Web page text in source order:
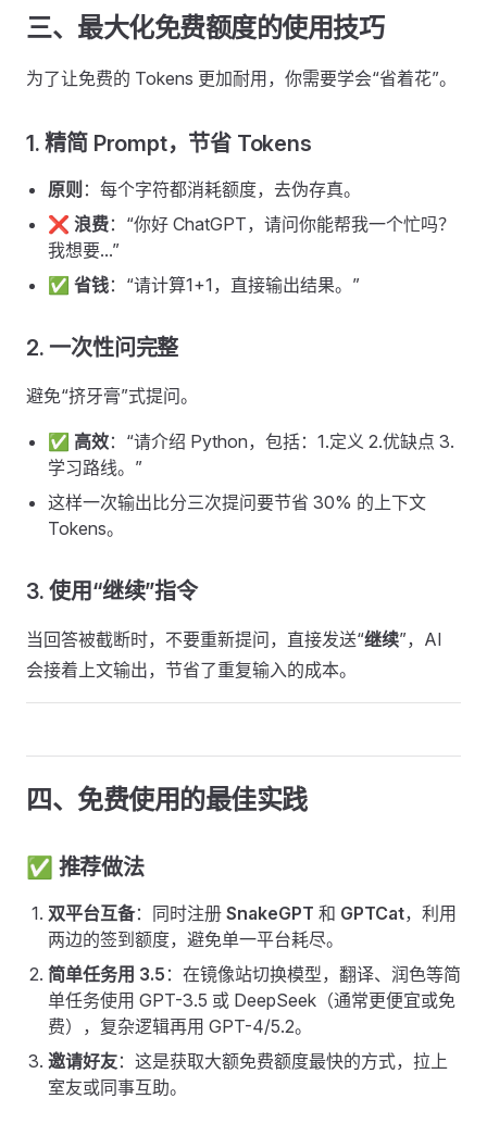
三、最大化免费额度的使用技巧
为了让免费的 Tokens 更加耐用，你需要学会“省着花”。
1. 精简 Prompt，节省 Tokens
原则 ：每个字符都消耗额度，去伪存真。
❌ 浪费：“你好 ChatGPT，请问你能帮我一个忙吗？
我想要...”
✅ 省钱：“请计算1+1，直接输出结果。”
2. 一次性问完整
避免“挤牙膏”式提问。
✅ 高效：“请介绍 Python，包括：1.定义 2.优缺点 3.
学习路线。”
这样一次输出比分三次提问要节省 30% 的上下文
Tokens。
3. 使用“继续”指令
当回答被截断时，不要重新提问，直接发送“继续”，AI
会接着上文输出，节省了重复输入的成本。
四、免费使用的最佳实践
✅ 推荐做法
双平台互备：同时注册 SnakeGPT 和 GPTCat，利用
两边的签到额度，避免单一平台耗尽。
简单任务用 3.5 ：在镜像站切换模型，翻译、润色等简
单任务使用 GPT-3.5 或 DeepSeek（通常更便宜或免
费），复杂逻辑再用 GPT-4/5.2。
邀请好友：这是获取大额免费额度最快的方式，拉上
室友或同事互助。